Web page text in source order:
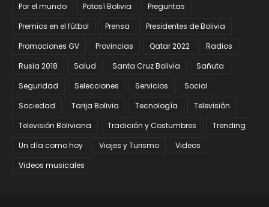
Por el mundo
Potosí Bolivia
Preguntas
Premios en el fútbol
Prensa
Presidentes de Bolivia
Promociones GV
Provincias Qatar 2022
Radios
Rusia 2018
Salud Santa Cruz Bolivia
Sañuta
Seguridad
Selecciones Servicios
Social
Sociedad
Tarija Bolivia Tecnología
Televisión
Televisión Boliviana
Tradición y Costumbres
Trending
Un día como hoy
Viajes y Turismo
Videos
Videos musicales